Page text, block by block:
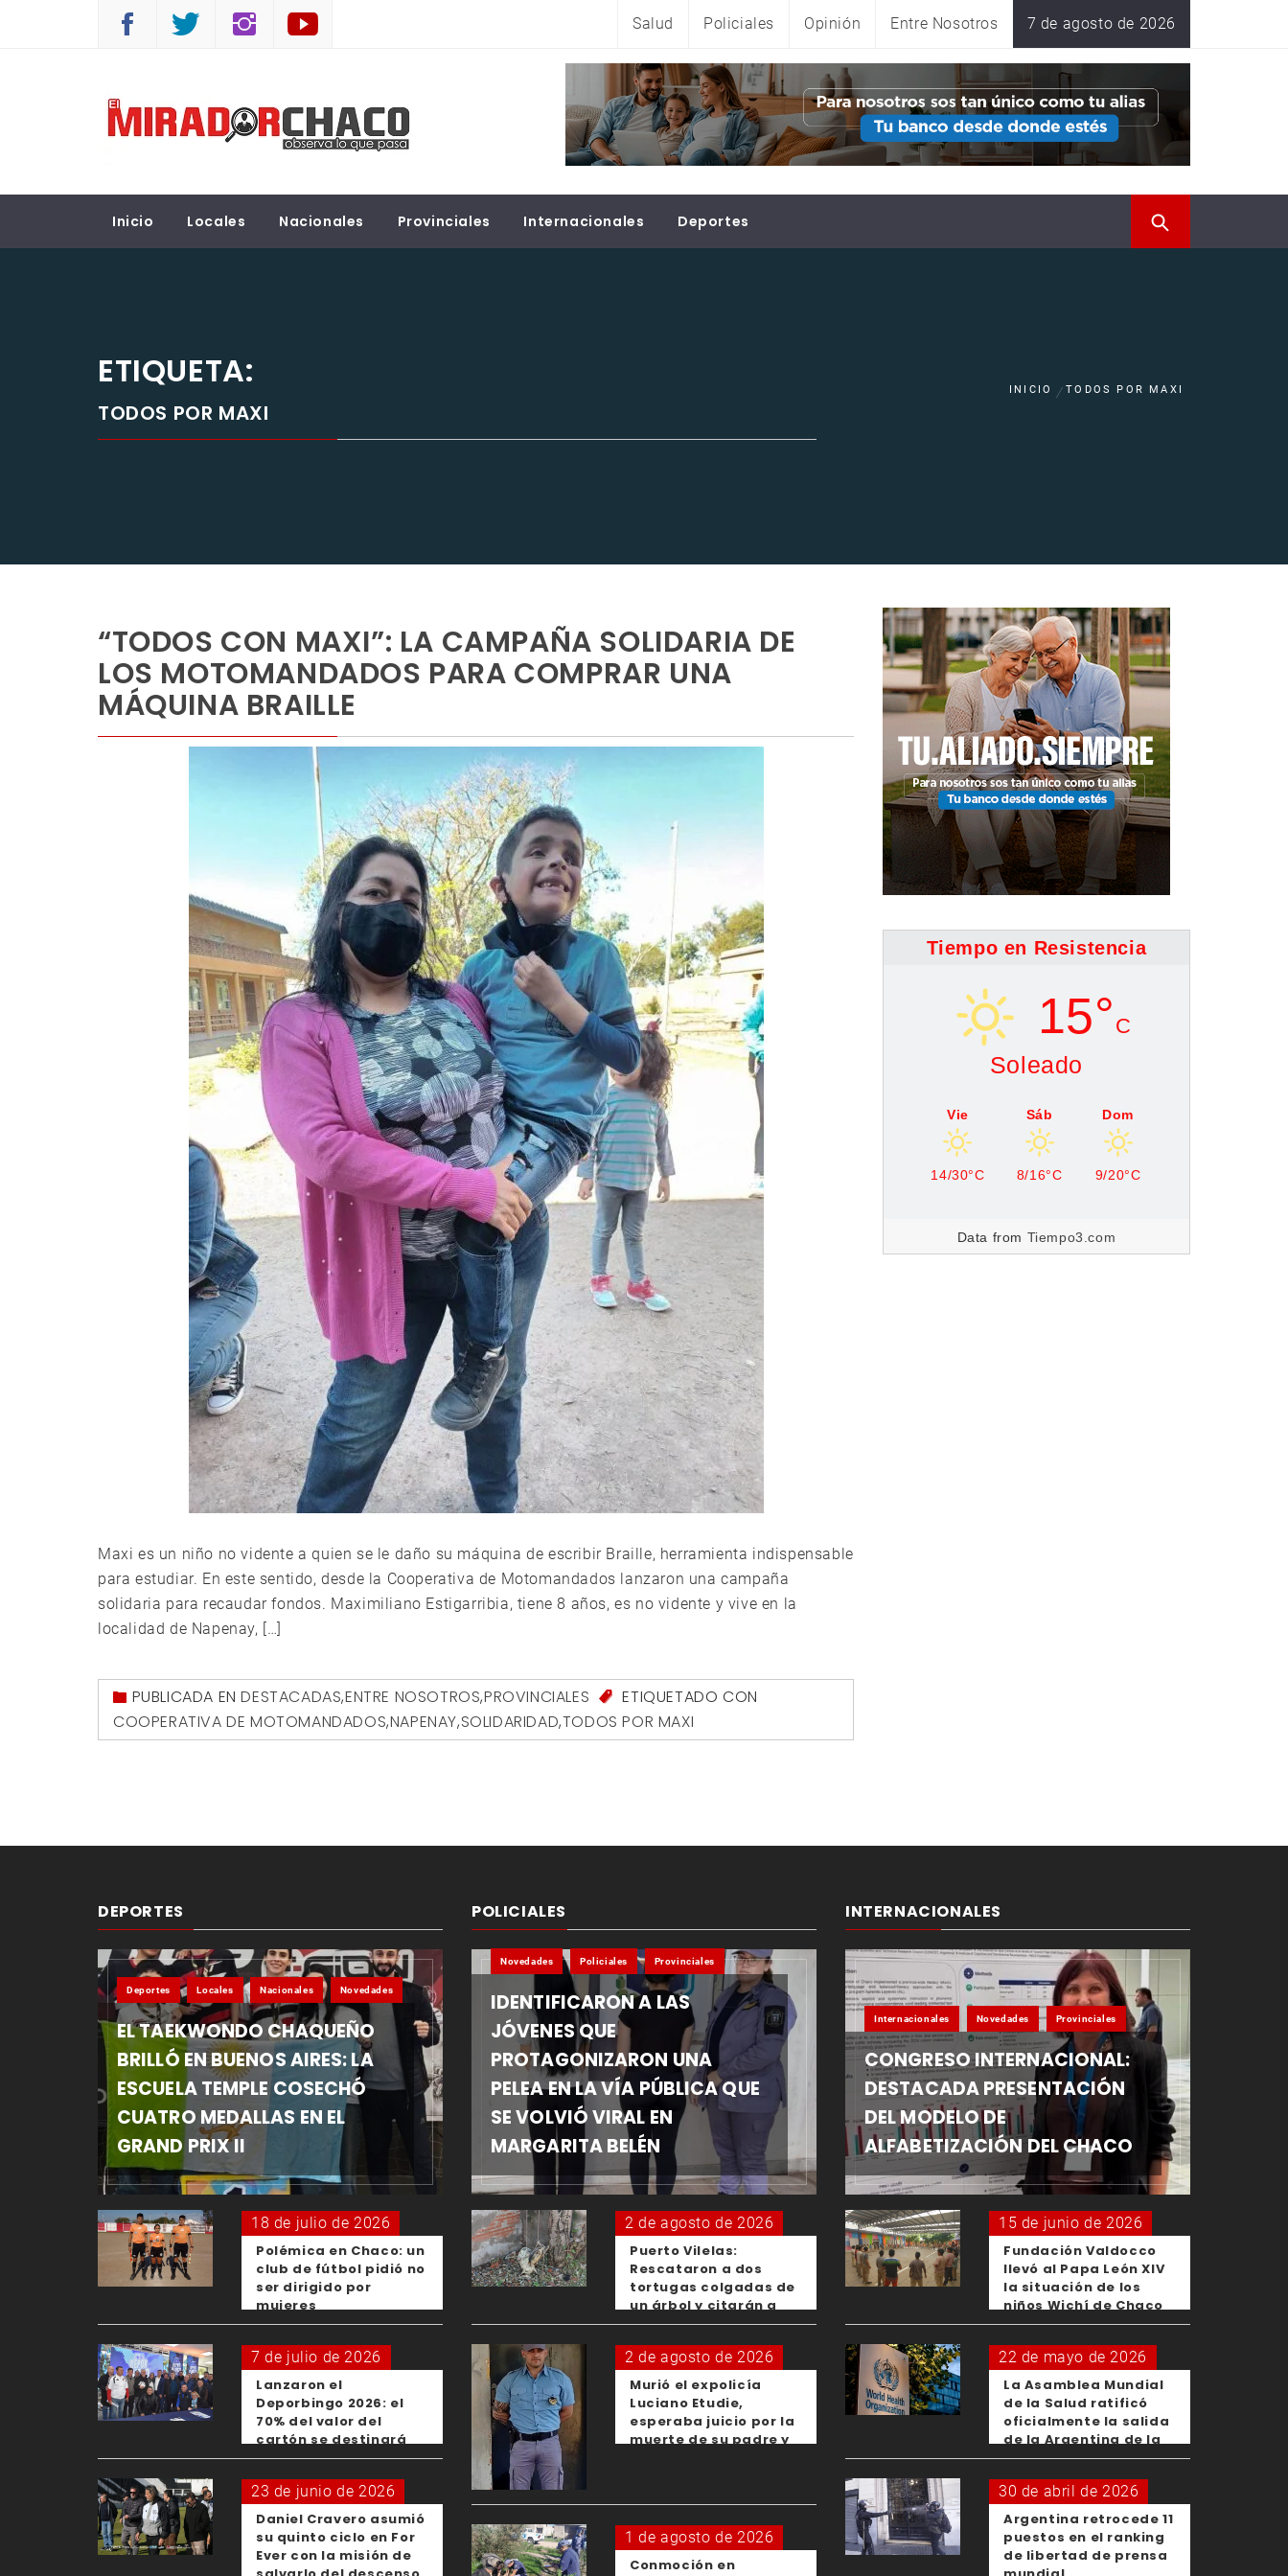
Salud Policiales Opinión Entre Nosotros 7 de agosto de 2026
EL MIRADOR CHACO
Inicio Locales Nacionales Provinciales Internacionales Deportes
ETIQUETA:
TODOS POR MAXI
INICIO TODOS POR MAXI
“TODOS CON MAXI”: LA CAMPAÑA SOLIDARIA DE
LOS MOTOMANDADOS PARA COMPRAR UNA
MÁQUINA BRAILLE
Maxi es un niño no vidente a quien se le daño su máquina de escribir Braille, herramienta indispensable
para estudiar. En este sentido, desde la Cooperativa de Motomandados lanzaron una campaña
solidaria para recaudar fondos. Maximiliano Estigarribia, tiene 8 años, es no vidente y vive en la
localidad de Napenay, […]
PUBLICADA ENDESTACADAS,ENTRE NOSOTROS,PROVINCIALES
ETIQUETADO CON
COOPERATIVA DE MOTOMANDADOS,NAPENAY,SOLIDARIDAD,TODOS POR MAXI
Tiempo en Resistencia
15° C
Soleado
Vie
14/30°C
Sáb
8/16°C
Dom
9/20°C
Data from Tiempo3.com
DEPORTES
Deportes Locales Nacionales Novedades
EL TAEKWONDO CHAQUEÑO
BRILLÓ EN BUENOS AIRES: LA
ESCUELA TEMPLE COSECHÓ
CUATRO MEDALLAS EN EL
GRAND PRIX II
18 de julio de 2026
Polémica en Chaco: un
club de fútbol pidió no
ser dirigido por
mujeres
7 de julio de 2026
Lanzaron el
Deporbingo 2026: el
70% del valor del
cartón se destinará
para los clubes
23 de junio de 2026
Daniel Cravero asumió
su quinto ciclo en For
Ever con la misión de
POLICIALES
Novedades Policiales Provinciales
IDENTIFICARON A LAS
JÓVENES QUE
PROTAGONIZARON UNA
PELEA EN LA VÍA PÚBLICA QUE
SE VOLVIÓ VIRAL EN
MARGARITA BELÉN
2 de agosto de 2026
Puerto Vilelas:
Rescataron a dos
tortugas colgadas de
un árbol y citarán a
los padres de los
menores responsables
2 de agosto de 2026
Murió el expolicía
Luciano Etudie,
esperaba juicio por la
muerte de su padre y
1 de agosto de 2026
Conmoción en
INTERNACIONALES
Internacionales Novedades Provinciales
CONGRESO INTERNACIONAL:
DESTACADA PRESENTACIÓN
DEL MODELO DE
ALFABETIZACIÓN DEL CHACO
15 de junio de 2026
Fundación Valdocco
llevó al Papa León XIV
la situación de los
niños Wichí de Chaco
22 de mayo de 2026
La Asamblea Mundial
de la Salud ratificó
oficialmente la salida
de la Argentina de la
OMS
30 de abril de 2026
Argentina retrocede 11
puestos en el ranking
de libertad de prensa